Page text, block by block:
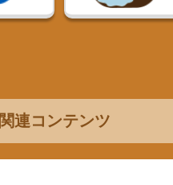
関連コンテンツ